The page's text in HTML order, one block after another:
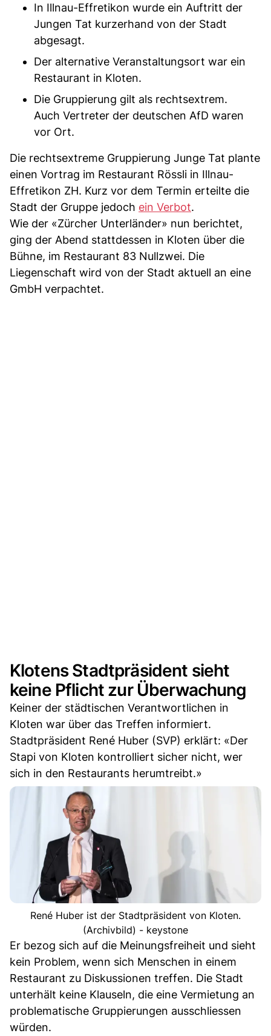
In Illnau-Effretikon wurde ein Auftritt der
Jungen Tat kurzerhand von der Stadt
abgesagt.
Der alternative Veranstaltungsort war ein
Restaurant in Kloten.
Die Gruppierung gilt als rechtsextrem.
Auch Vertreter der deutschen AfD waren
vor Ort.
Die rechtsextreme Gruppierung Junge Tat plante
einen Vortrag im Restaurant Rössli in Illnau-
Effretikon ZH. Kurz vor dem Termin erteilte die
Stadt der Gruppe jedoch ein Verbot.
Wie der «Zürcher Unterländer» nun berichtet,
ging der Abend stattdessen in Kloten über die
Bühne, im Restaurant 83 Nullzwei. Die
Liegenschaft wird von der Stadt aktuell an eine
GmbH verpachtet.
Klotens Stadtpräsident sieht
keine Pflicht zur Überwachung
Keiner der städtischen Verantwortlichen in
Kloten war über das Treffen informiert.
Stadtpräsident René Huber (SVP) erklärt: «Der
Stapi von Kloten kontrolliert sicher nicht, wer
sich in den Restaurants herumtreibt.»
René Huber ist der Stadtpräsident von Kloten.
(Archivbild) - keystone
Er bezog sich auf die Meinungsfreiheit und sieht
kein Problem, wenn sich Menschen in einem
Restaurant zu Diskussionen treffen. Die Stadt
unterhält keine Klauseln, die eine Vermietung an
problematische Gruppierungen ausschliessen
würden.